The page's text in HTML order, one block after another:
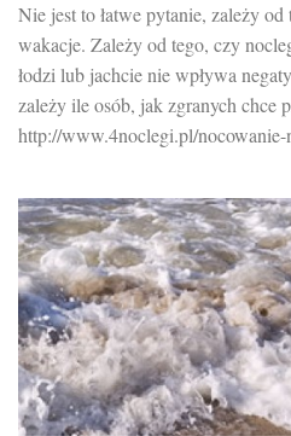
Nie jest to łatwe pytanie, zależy
wakacje. Zależy od tego, czy
łodzi lub jachcie nie wpływa
zależy ile osób, jak zgranych chce
http://www.4noclegi.pl/nocowanie-